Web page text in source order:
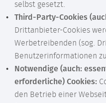
selbst gesetzt.
Third-Party-Cookies
Drittanbieter-Cookies
Werbetreibenden (sog.
Benutzerinformationen
Notwendige (auch:
erforderliche) Cookies:
den Betrieb einer